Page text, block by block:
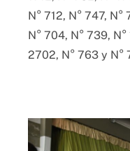
N° 712, N° 747, N°
N° 704, N° 739, N°
2702, N° 763 y N°